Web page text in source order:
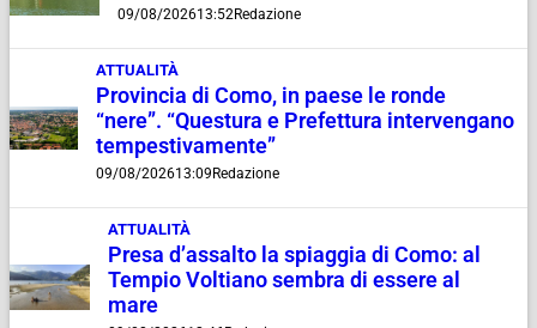
09/08/202613:52Redazione
ATTUALITÀ
Provincia di Como, in paese le ronde
“nere”. “Questura e Prefettura intervengano
tempestivamente”
09/08/202613:09 Redazione
ATTUALITÀ
Presa d’assalto la spiaggia di Como: al
Tempio Voltiano sembra di essere al
mare